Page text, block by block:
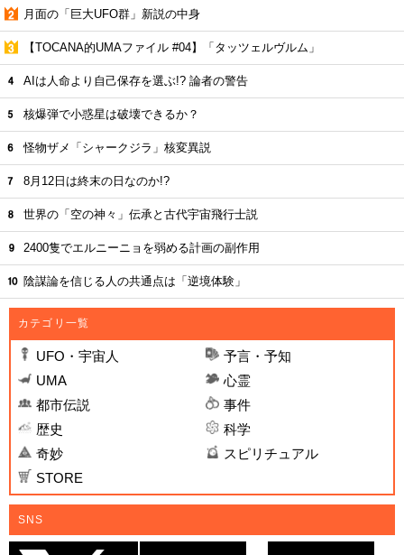
月面の「巨大UFO群」新説の中身
【TOCANA的UMAファイル #04】「タッツェルヴルム」
AIは人命より自己保存を選ぶ!? 論者の警告
核爆弾で小惑星は破壊できるか？
怪物ザメ「シャークジラ」核変異説
8月12日は終末の日なのか!?
世界の「空の神々」伝承と古代宇宙飛行士説
2400隻でエルニーニョを弱める計画の副作用
陰謀論を信じる人の共通点は「逆境体験」
カテゴリ一覧
UFO・宇宙人
予言・予知
UMA
心霊
都市伝説
事件
歴史
科学
奇妙
スピリチュアル
STORE
SNS